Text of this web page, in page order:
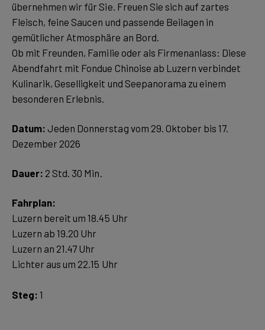
übernehmen wir für Sie. Freuen Sie sich auf zartes
Fleisch, feine Saucen und passende Beilagen in
gemütlicher Atmosphäre an Bord.
Ob mit Freunden, Familie oder als Firmenanlass: Diese
Abendfahrt mit Fondue Chinoise ab Luzern verbindet
Kulinarik, Geselligkeit und Seepanorama zu einem
besonderen Erlebnis.
Datum: Jeden Donnerstag vom 29. Oktober bis 17.
Dezember 2026
Dauer: 2 Std. 30 Min.
Luzern bereit um 18.45 Uhr
Luzern ab 19.20 Uhr
Luzern an 21.47 Uhr
Lichter aus um 22.15 Uhr
Steg:1